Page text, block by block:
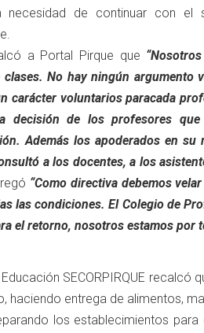
de continuar con el
a Portal Pirque que
No hay ningún argumento
carácter voluntarios paracada
de los profesores que
Además los apoderados en su
a los docentes, a los
“Como directiva debemos
las condiciones. El Colegio de
el retorno, nosotros estamos por
SECORPIRQUE recalcó
haciendo entrega de alimentos,
los establecimientos para